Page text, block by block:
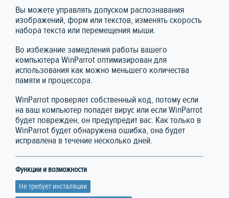
Вы можете управлять допуском распознавания
изображений, форм или текстов, изменять скорость
набора текста или перемещения мыши.
Во избежание замедления работы вашего
компьютера WinParrot оптимизирован для
использования как можно меньшего количества
памяти и процессора.
WinParrot проверяет собственный код, потому если
на ваш компьютер попадет вирус или если WinParrot
будет поврежден, он предупредит вас. Как только в
WinParrot будет обнаружена ошибка, она будет
исправлена в течение несколько дней.
Функции и возможности
Не требует инсталяции